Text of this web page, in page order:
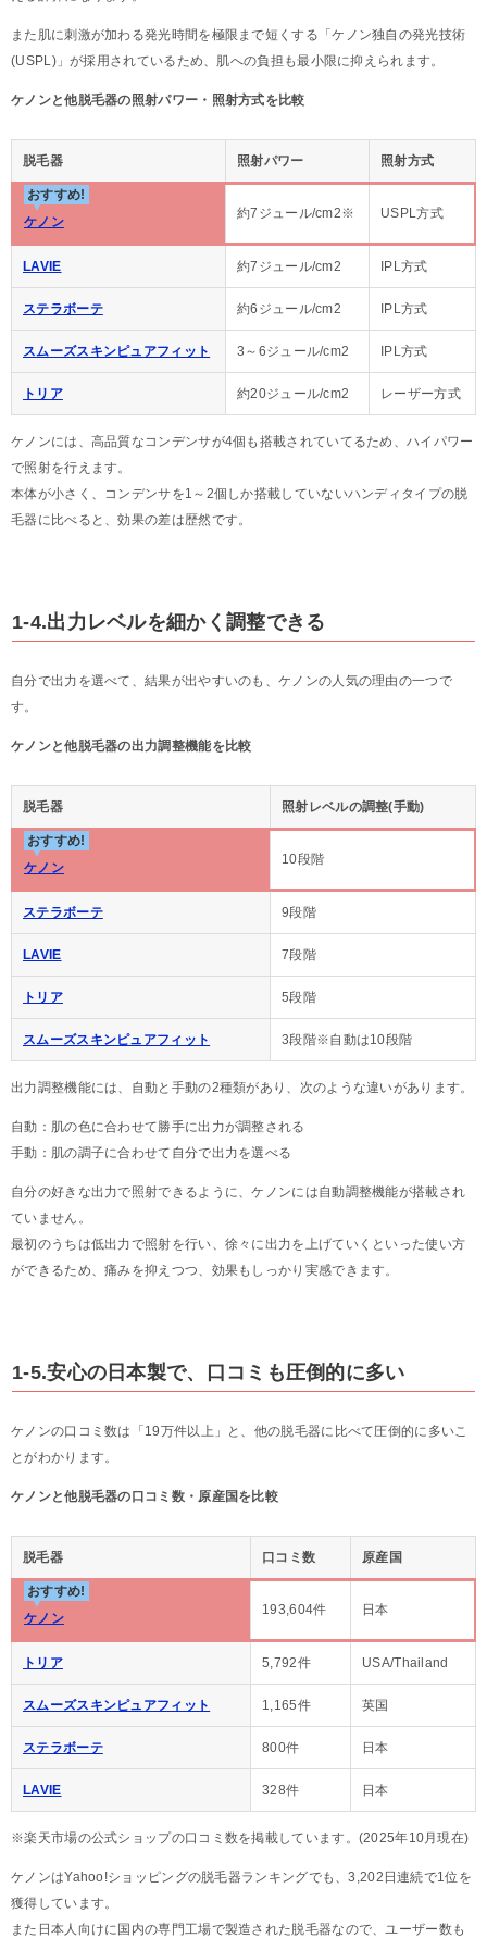
また肌に刺激が加わる発光時間を極限まで短くする「ケノン独自の発光技術
(USPL)」が採用されているため、肌への負担も最小限に抑えられます。
ケノンと他脱毛器の照射パワー・照射方式を比較
脱毛器 照射パワー 照射方式
おすすめ!
ケノン
約7ジュール/cm2※ USPL方式
LAVIE 約7ジュール/cm2 IPL方式
ステラボーテ 約6ジュール/cm2 IPL方式
スムーズスキンピュアフィット 3～6ジュール/cm2 IPL方式
トリア 約20ジュール/cm2 レーザー方式
ケノンには、高品質なコンデンサが4個も搭載されていてるため、ハイパワー
で照射を行えます。
本体が小さく、コンデンサを1～2個しか搭載していないハンディタイプの脱
毛器に比べると、効果の差は歴然です。
1-4.出力レベルを細かく調整できる
自分で出力を選べて、結果が出やすいのも、ケノンの人気の理由の一つで
す。
ケノンと他脱毛器の出力調整機能を比較
脱毛器 照射レベルの調整(手動)
おすすめ!
ケノン
10段階
ステラボーテ 9段階
LAVIE 7段階
トリア 5段階
スムーズスキンピュアフィット 3段階※自動は10段階
出力調整機能には、自動と手動の2種類があり、次のような違いがあります。
自動：肌の色に合わせて勝手に出力が調整される
手動：肌の調子に合わせて自分で出力を選べる
自分の好きな出力で照射できるように、ケノンには自動調整機能が搭載され
ていません。
最初のうちは低出力で照射を行い、徐々に出力を上げていくといった使い方
ができるため、痛みを抑えつつ、効果もしっかり実感できます。
1-5.安心の日本製で、口コミも圧倒的に多い
ケノンの口コミ数は「19万件以上」と、他の脱毛器に比べて圧倒的に多いこ
とがわかります。
ケノンと他脱毛器の口コミ数・原産国を比較
脱毛器 口コミ数 原産国
おすすめ!
ケノン
193,604件 日本
トリア 5,792件 USA/Thailand
スムーズスキンピュアフィット 1,165件 英国
ステラボーテ 800件 日本
LAVIE 328件 日本
※楽天市場の公式ショップの口コミ数を掲載しています。(2025年10月現在)
ケノンはYahoo!ショッピングの脱毛器ランキングでも、3,202日連続で1位を
獲得しています。
また日本人向けに国内の専門工場で製造された脱毛器なので、ユーザー数も